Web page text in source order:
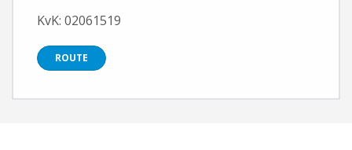
KvK: 02061519
ROUTE